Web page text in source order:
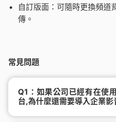
自訂版面：可隨時更換頻道
傳。
常見問題
Q1：如果公司已經有在使
台,為什麼還需要導入企業影